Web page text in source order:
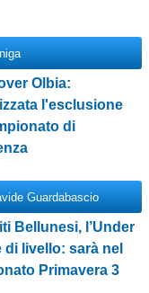
Olbia:
l'esclusione
di
Guardabascio
Bellunesi, l’Under
di livello: sarà nel
Primavera 3